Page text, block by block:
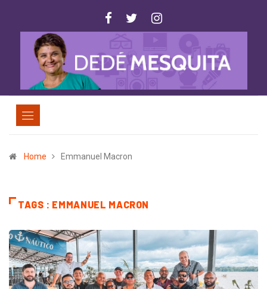
Home Emmanuel Macron
TAGS : EMMANUEL MACRON